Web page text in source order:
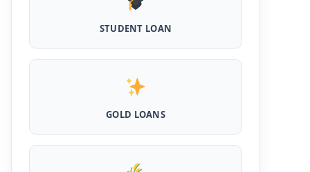
Pashupalan Kisan Credit Card: पशुपालकों के
MPocket Student Loan: स्टूडेंट्स यहाँ से ले सकते
Airtel Payment Bank Loan Online Apply:
लोन, अभी ऐसे आपके फोन से करे अप्लाई
STUDENT LOAN
GOLD LOANS